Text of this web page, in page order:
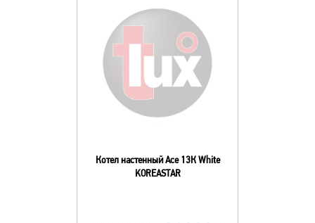
Котел настенный Асе 13К White
KOREASTAR